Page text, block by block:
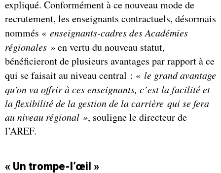
expliqué. Conformément à ce nouveau mode de
recrutement, les enseignants contractuels, désormais
nommés « enseignants-cadres des Académies
régionales »en vertu du nouveau statut,
bénéficieront de plusieurs avantages par rapport à ce
qui se faisait au niveau central : « le grand avantage
qu’on va offrir à ces enseignants, c’est la facilité et
la flexibilité de la gestion de la carrière qui se fera
au niveau régional », souligne le directeur de
l’AREF.
« Un trompe-l’œil »